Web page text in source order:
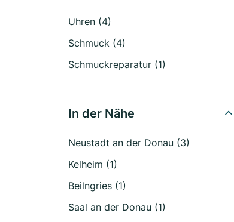
Uhren (4)
Schmuck (4)
Schmuckreparatur (1)
In der Nähe
Neustadt an der Donau (3)
Kelheim (1)
Beilngries (1)
Saal an der Donau (1)